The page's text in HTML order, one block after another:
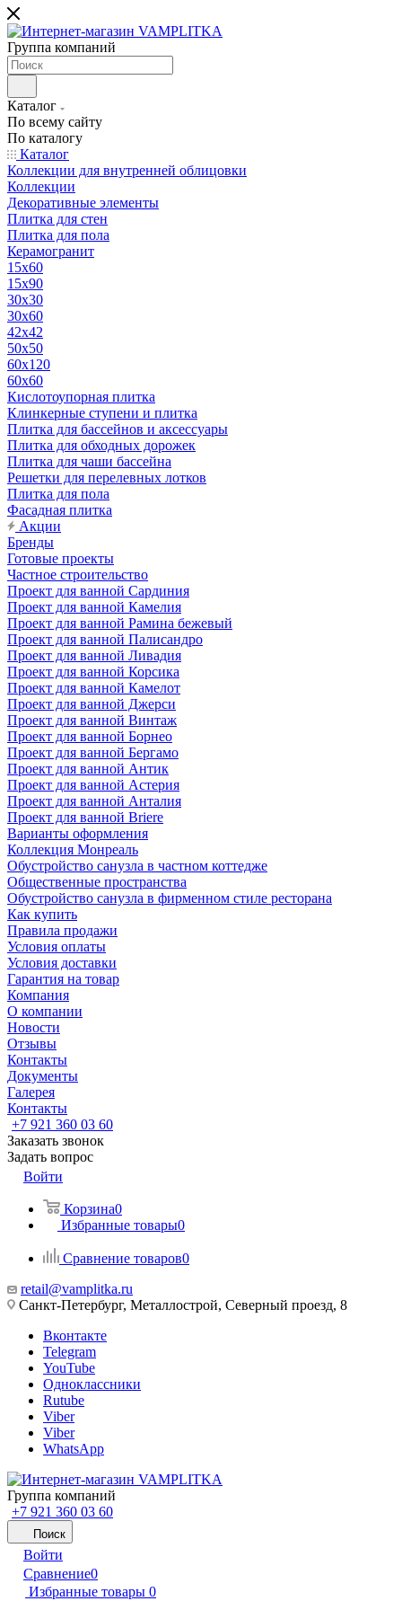
Группа компаний
Каталог
По всему сайту
По каталогу
Каталог
Коллекции для внутренней облицовки
Коллекции
Декоративные элементы
Плитка для стен
Плитка для пола
Керамогранит
15х60
15x90
30х30
30х60
42х42
50х50
60х120
60х60
Кислотоупорная плитка
Клинкерные ступени и плитка
Плитка для бассейнов и аксессуары
Плитка для обходных дорожек
Плитка для чаши бассейна
Решетки для перелевных лотков
Плитка для пола
Фасадная плитка
Акции
Бренды
Готовые проекты
Частное строительство
Проект для ванной Сардиния
Проект для ванной Камелия
Проект для ванной Рамина бежевый
Проект для ванной Палисандро
Проект для ванной Ливадия
Проект для ванной Корсика
Проект для ванной Камелот
Проект для ванной Джерси
Проект для ванной Винтаж
Проект для ванной Борнео
Проект для ванной Бергамо
Проект для ванной Антик
Проект для ванной Астерия
Проект для ванной Анталия
Проект для ванной Briere
Варианты оформления
Коллекция Монреаль
Обустройство санузла в частном коттедже
Общественные пространства
Обустройство санузла в фирменном стиле ресторана
Как купить
Правила продажи
Условия оплаты
Условия доставки
Гарантия на товар
Компания
О компании
Новости
Отзывы
Контакты
Документы
Галерея
Контакты
+7 921 360 03 60
Заказать звонок
Задать вопрос
Войти
Корзина0
Избранные товары0
Сравнение товаров0
retail@vamplitka.ru
Санкт-Петербург, Металлострой, Северный проезд, 8
Вконтакте
Telegram
YouTube
Одноклассники
Rutube
Viber
Viber
WhatsApp
Группа компаний
+7 921 360 03 60
Поиск
Войти
Сравнение0
Избранные товары 0